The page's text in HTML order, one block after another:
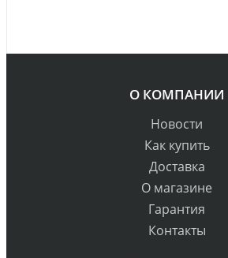
О КОМПАНИИ
Новости
Как купить
Доставка
О магазине
Гарантия
Контакты